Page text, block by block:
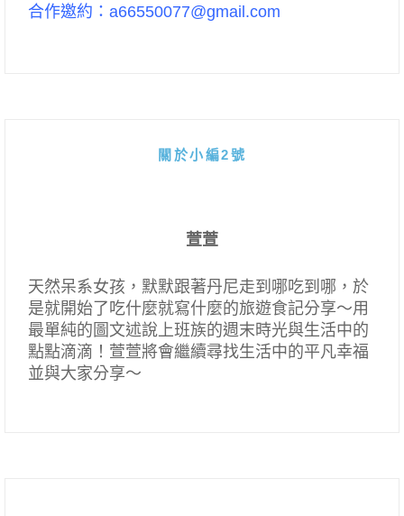
合作邀約：a66550077@gmail.com
關於小編2號
萱萱
天然呆系女孩，默默跟著丹尼走到哪吃到哪，於
是就開始了吃什麼就寫什麼的旅遊食記分享～用
最單純的圖文述說上班族的週末時光與生活中的
點點滴滴！萱萱將會繼續尋找生活中的平凡幸福
並與大家分享～